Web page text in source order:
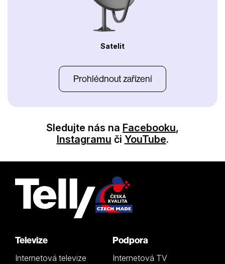
Satelit
Prohlédnout zařízení
Sledujte nás na Facebooku,
Instagramu či YouTube.
Televize
Internetová televize
Podpora
Internetová TV